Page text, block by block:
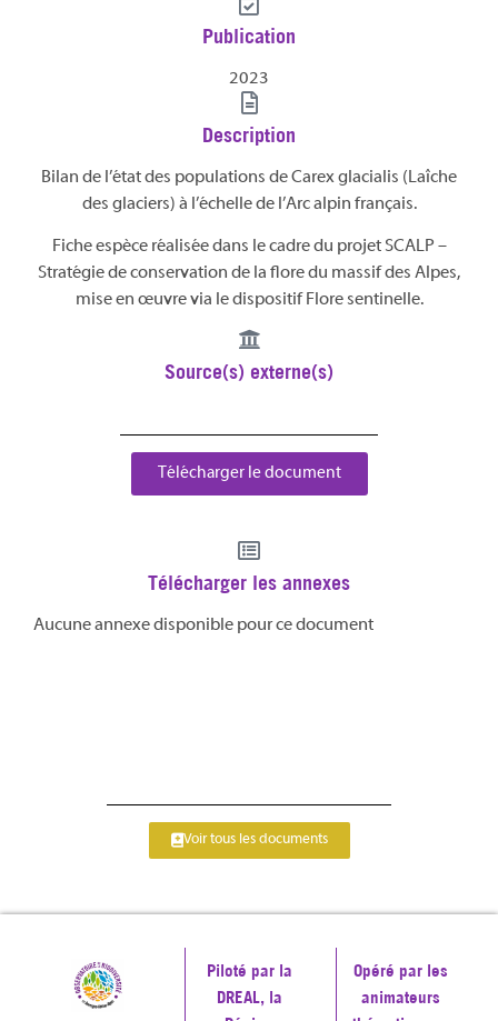
Publication
2023
Description
Bilan de l’état des populations de Carex glacialis (Laîche
des glaciers) à l’échelle de l’Arc alpin français.
Fiche espèce réalisée dans le cadre du projet SCALP –
Stratégie de conservation de la flore du massif des Alpes,
mise en œuvre via le dispositif Flore sentinelle.
Source(s) externe(s)
Télécharger le document
Télécharger les annexes
Aucune annexe disponible pour ce document
Voir tous les documents
Piloté par la
DREAL, la
Opéré par les
animateurs